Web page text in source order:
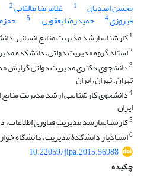
محسن امیدیان
1 غلامرضا طالقانی2
فیروزی4 حمیدرضا یعقوبی 5
1کارشناس‎ارشد مدیریت منابع انسانی، دانشگاه تهران، تهران، ایران
2استاد گروه مدیریت دولتی، دانشکده
3دانشجوی دکتری مدیریت دولتی گرایش
تهران، تهران، ایران
4دانشجوی کارشناسی ارشد مدیریت منابع
ایران
5کارشناس‎ارشد مدیریت فناوری اطلاعات، دانشگاه تهران، تهران، ایران
6استادیار دانشکدۀ مدیریت، دانشگاه
10.22059/jipa.2015.56988
چکیده